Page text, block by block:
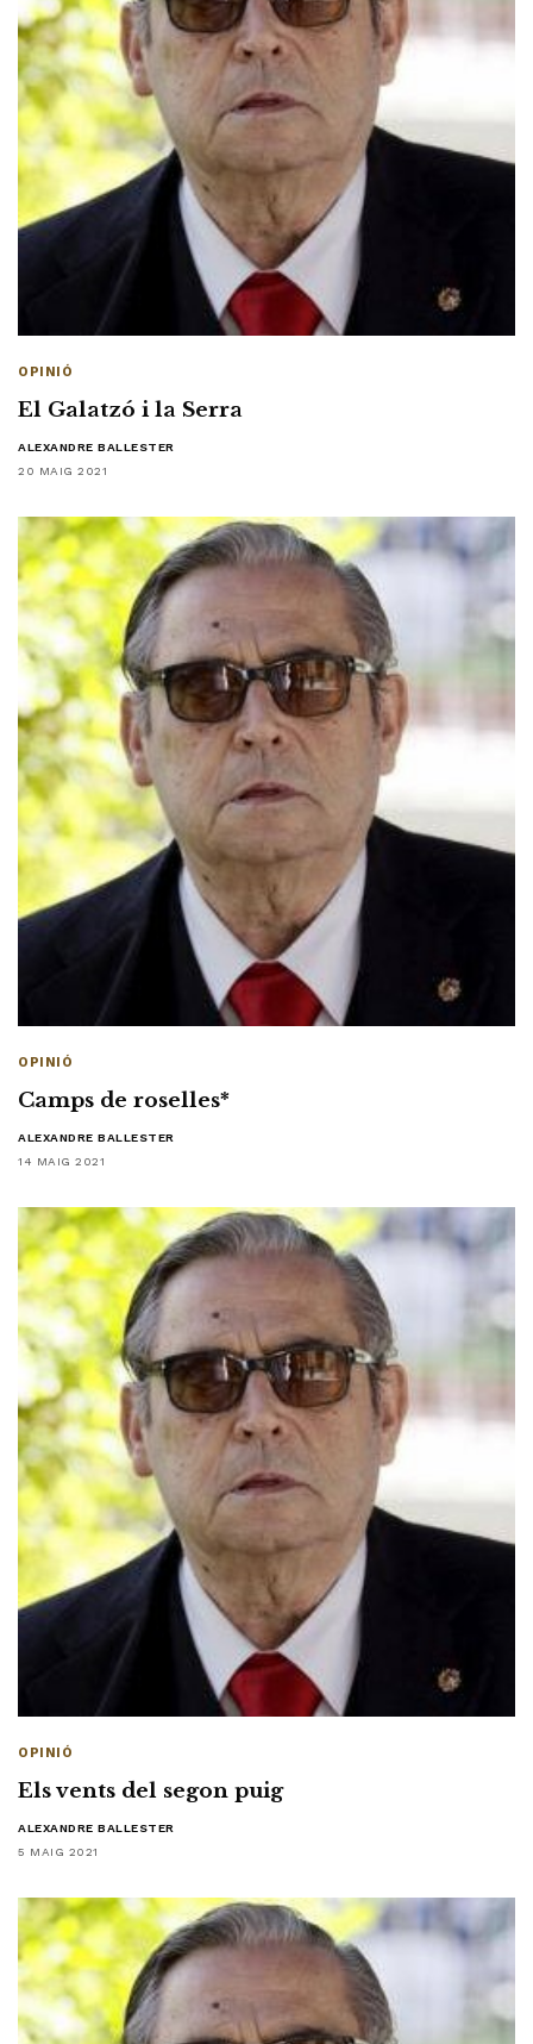
OPINIÓ
El Galatzó i la Serra
ALEXANDRE BALLESTER
20 MAIG 2021
OPINIÓ
Camps de roselles*
ALEXANDRE BALLESTER
14 MAIG 2021
OPINIÓ
Els vents del segon puig
ALEXANDRE BALLESTER
5 MAIG 2021